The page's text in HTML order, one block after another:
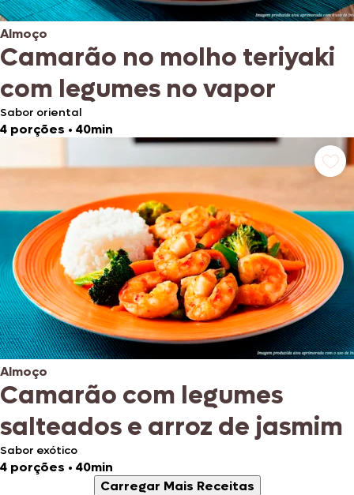
Almoço
Camarão no molho teriyaki
com legumes no vapor
Sabor oriental
4 porções • 40min
Almoço
Camarão com legumes
salteados e arroz de jasmim
Sabor exótico
4 porções • 40min
Carregar Mais Receitas